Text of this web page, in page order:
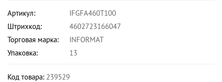
Артикул:
IFGFA460T100
Штрихкод:
4602723166047
Торговая марка:
INFORMAT
Упаковка:
13
Код товара: 239529